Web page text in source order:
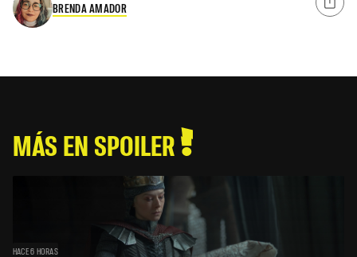
BRENDA AMADOR
MÁS EN SPOILER
HACE 6 HORAS